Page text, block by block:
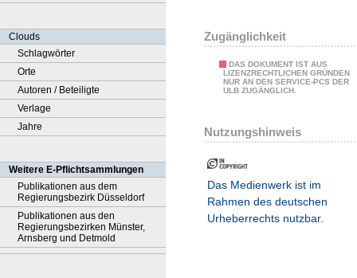
Clouds
Schlagwörter
Orte
Autoren / Beteiligte
Verlage
Jahre
Weitere E-Pflichtsammlungen
Publikationen aus dem
Regierungsbezirk Düsseldorf
Publikationen aus den
Regierungsbezirken Münster,
Arnsberg und Detmold
Zugänglichkeit
DAS DOKUMENT IST AUS
LIZENZRECHTLICHEN GRÜNDEN
NUR AN DEN SERVICE-PCS DER
ULB ZUGÄNGLICH.
Nutzungshinweis
Das Medienwerk ist im
Rahmen des deutschen
Urheberrechts nutzbar.